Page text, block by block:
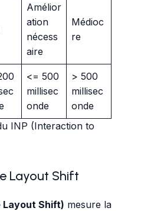
Amélior
ation
nécess
aire
Médioc
re
<= 500
millisec
onde
> 500
millisec
onde
INP (Interaction to
Layout Shift
Layout Shift) mesure la